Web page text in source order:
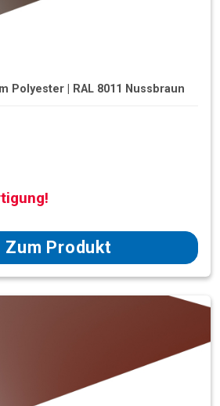
Polyester | RAL 8011 Nussbraun
Zum Produkt